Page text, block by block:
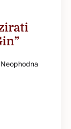
Neophodna